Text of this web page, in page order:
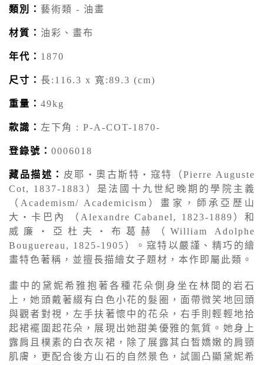
類別： 藝術類 - 油畫
材質： 油彩、畫布
年代： 1870
尺寸： 長:116.3 x 寬:89.3 (cm)
重量： 49kg
款識： 左下角 : P-A-COT-1870-
登錄號： 0006018
藏品描述： 皮耶‧奧古斯特‧寇特（Pierre Auguste
Cot, 1837-1883）是法國十九世紀晚期的學院主義
（Academism/ Academicism）畫家，師承亞歷山
大‧卡巴內 （Alexandre Cabanel, 1823-1889）和
威廉‧亞杜夫‧布葛赫（William Adolphe
Bouguereau, 1825-1905）。寇特以嚴謹、精巧的繪
畫特色著稱，並擅長描繪女子題材，本作即屬此類。
畫中的黛妮希雅抱著各種花朵側身坐在林間的岩石
上，她頭戴著綴有白色小花的髮圈，面帶微笑地回頭
與觀者對視，左手扶著懷中的花朵，右手則輕輕地拾
起裙襬圍起花朵，展現出她甜美優雅的氣質。她身上
露肩且樸素的白衣灰裙，除了展露其白皙嬌嫩的肩頸
肌膚，更配合後方山石的自然景色，試圖凸顯黛妮希